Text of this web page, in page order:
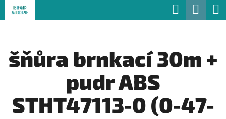
Přejít
na
Hledat
šňůra brnkací 30m +
pudr ABS
STHT47113-0 (0-47-
O
Zpět
Zpět
C
P
O